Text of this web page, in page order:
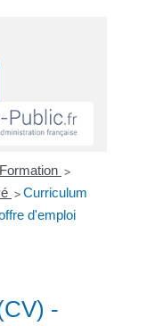
>
> Curriculum
d'emploi
-